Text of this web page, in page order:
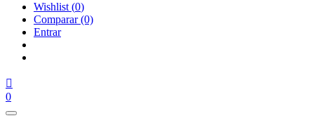
Wishlist (0)
Comparar(0)
Entrar

0